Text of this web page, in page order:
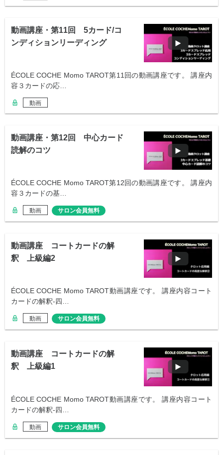
動画講座・第11回 5カード/コ
ンディションリーディング
ÉCOLE COCHE Momo TAROT第11回の動画講座です。 講座内
容３カードの応…
動画
動画講座・第12回 中心カード
読解のコツ
ÉCOLE COCHE Momo TAROT第12回の動画講座です。 講座内
容３カードの基…
動画 サロン会員無料
動画講座 コートカードの解
釈 上級編2
ÉCOLE COCHE Momo TAROT動画講座です。 講座内容コート
カードの解釈-四…
動画 サロン会員無料
動画講座 コートカードの解
釈 上級編1
ÉCOLE COCHE Momo TAROT動画講座です。 講座内容コート
カードの解釈-四…
動画 サロン会員無料